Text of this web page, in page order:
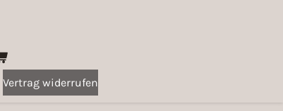
Vertrag widerrufen